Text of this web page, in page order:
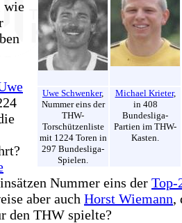
Uwe Schwenker,
Nummer eins der
THW-
Torschützenliste
mit 1224 Toren in
297 Bundesliga-
Spielen.
Michael Krieter,
in 408
Bundesliga-
Partien im THW-
Kasten.
wie
Nummer eins der Top-
aber auch Horst Wiemann,
den THW spielte?